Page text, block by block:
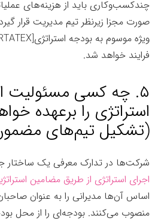
چندکسب‌وکاری باید از هزینه‌های
صورت مجزا زیرنظر تیم مدیریت قرار
فرایند خواهد شد.
۵. چه کسی مسئولیت
استراتژی را برعهده
(تشکیل تیم‌های
شرکت‌ها در تدارک معرفی یک ساختار
اجرای استراتژی از طریق مضامین
اساس آن‌ها مدیرانی را به عنوان
منصوب می‌کنند. بودجه‌ا‌ی را از محل